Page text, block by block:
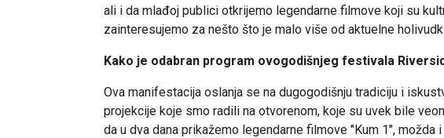
ali i da mlađoj publici otkrijemo legendarne filmove koji su
zainteresujemo za nešto što je malo više od aktuelne
Kako je odabran program ovogodišnjeg festivala
Ova manifestacija oslanja se na dugogodišnju tradiciju i
projekcije koje smo radili na otvorenom, koje su uvek bile
da u dva dana prikažemo legendarne filmove "Kum 1",